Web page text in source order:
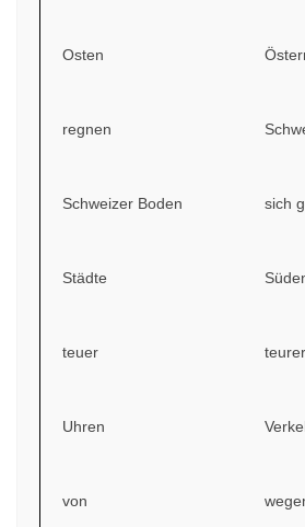
Osten
regnen
Schweizer Boden sich
Städte
teuer teurer
Uhren
von